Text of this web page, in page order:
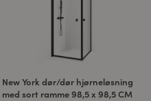
New York dør/dør hjørneløsning
med sort ramme 98,5 x 98,5 CM